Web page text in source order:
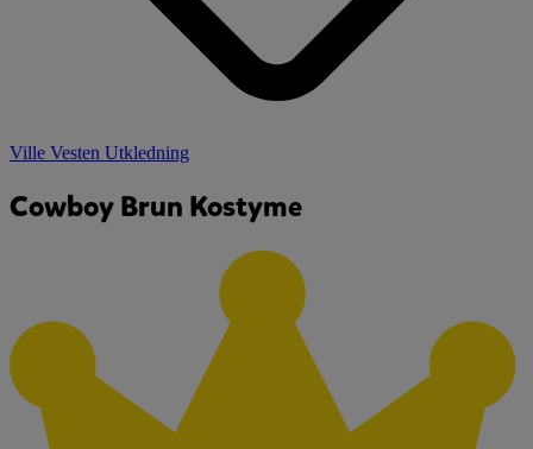
Ville Vesten Utkledning
Cowboy Brun Kostyme